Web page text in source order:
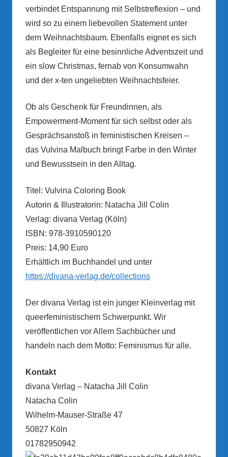
verbindet Entspannung mit Selbstreflexion – und
wird so zu einem liebevollen Statement unter
dem Weihnachtsbaum. Ebenfalls eignet es sich
als Begleiter für eine besinnliche Adventszeit und
ein slow Christmas, fernab von Konsumwahn
und der x-ten ungeliebten Weihnachtsfeier.
Ob als Geschenk für Freundinnen, als
Empowerment-Moment für sich selbst oder als
Gesprächsanstoß in feministischen Kreisen –
das Vulvina Malbuch bringt Farbe in den Winter
und Bewusstsein in den Alltag.
Titel: Vulvina Coloring Book
Autorin & Illustratorin: Natacha Jill Colin
Verlag: divana Verlag (Köln)
ISBN: 978-3910590120
Preis: 14,90 Euro
Erhältlich im Buchhandel und unter
https://divana-verlag.de/collections
Der divana Verlag ist ein junger Kleinverlag mit
queerfeministischem Schwerpunkt. Wir
veröffentlichen vor Allem Sachbücher und
handeln nach dem Motto: Feminismus für alle.
Kontakt
divana Verlag – Natacha Jill Colin
Natacha Colin
Wilhelm-Mauser-Straße 47
50827 Köln
01782950942